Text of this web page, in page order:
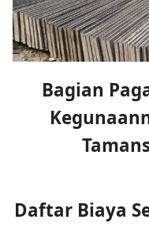
Bagian
Daftar Biaya